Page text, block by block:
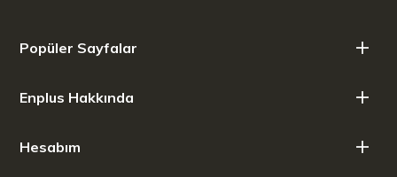
Popüler Sayfalar
Enplus Hakkında
Hesabım